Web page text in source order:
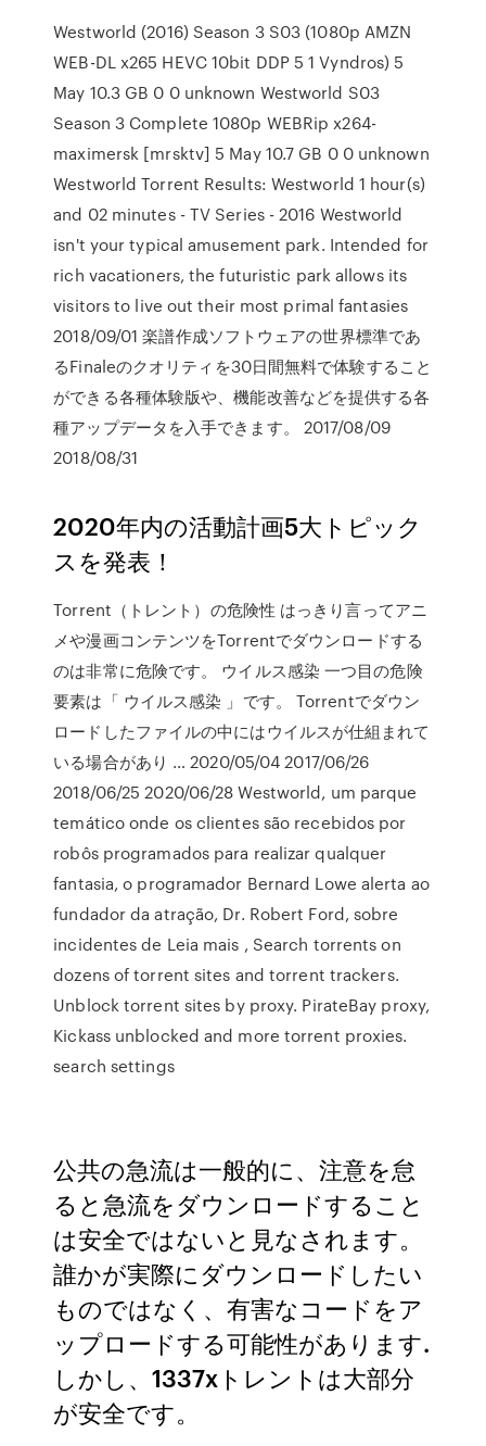
Westworld (2016) Season 3 S03 (1080p AMZN
WEB-DL x265 HEVC 10bit DDP 5 1 Vyndros) 5
May 10.3 GB 0 0 unknown Westworld S03
Season 3 Complete 1080p WEBRip x264-
maximersk [mrsktv] 5 May 10.7 GB 0 0 unknown
Westworld Torrent Results: Westworld 1 hour(s)
and 02 minutes - TV Series - 2016 Westworld
isn't your typical amusement park. Intended for
rich vacationers, the futuristic park allows its
visitors to live out their most primal fantasies
2018/09/01 楽譜作成ソフトウェアの世界標準であ
るFinaleのクオリティを30日間無料で体験すること
ができる各種体験版や、機能改善などを提供する各
種アップデータを入手できます。 2017/08/09
2018/08/31
2020年内の活動計画5大トピック
スを発表！
Torrent（トレント）の危険性 はっきり言ってアニ
メや漫画コンテンツをTorrentでダウンロードする
のは非常に危険です。 ウイルス感染 一つ目の危険
要素は「 ウイルス感染 」です。 Torrentでダウン
ロードしたファイルの中にはウイルスが仕組まれて
いる場合があり … 2020/05/04 2017/06/26
2018/06/25 2020/06/28 Westworld, um parque
temático onde os clientes são recebidos por
robôs programados para realizar qualquer
fantasia, o programador Bernard Lowe alerta ao
fundador da atração, Dr. Robert Ford, sobre
incidentes de Leia mais , Search torrents on
dozens of torrent sites and torrent trackers.
Unblock torrent sites by proxy. PirateBay proxy,
Kickass unblocked and more torrent proxies.
search settings
公共の急流は一般的に、注意を怠
ると急流をダウンロードすること
は安全ではないと見なされます。
誰かが実際にダウンロードしたい
ものではなく、有害なコードをア
ップロードする可能性があります.
しかし、1337xトレントは大部分
が安全です。